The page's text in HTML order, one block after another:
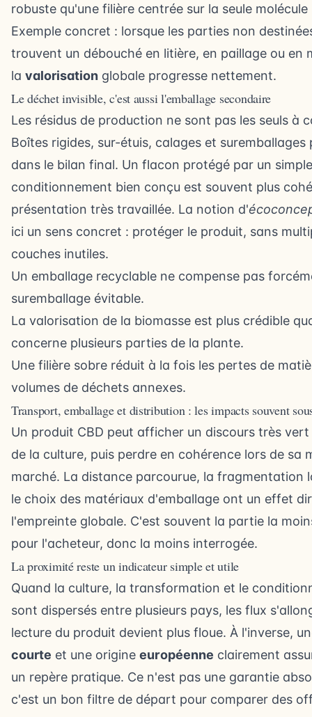
robuste qu'une filière centrée sur la seule
Exemple concret : lorsque les parties non
trouvent un débouché en litière, en paillage ou en
la valorisation globale progresse nettement.
Le déchet invisible, c'est aussi l'emballage secondaire
Les résidus de production ne sont pas les seuls à
Boîtes rigides, sur-étuis, calages et suremballages
dans le bilan final. Un flacon protégé par un simple
conditionnement bien conçu est souvent plus
présentation très travaillée. La notion d'
ici un sens concret : protéger le produit, sans
couches inutiles.
Un emballage recyclable ne compense pas
suremballage évitable.
La valorisation de la biomasse est plus crédible
concerne plusieurs parties de la plante.
Une filière sobre réduit à la fois les pertes de
volumes de déchets annexes.
Transport, emballage et distribution : les impacts souvent
Un produit CBD peut afficher un discours très
de la culture, puis perdre en cohérence lors de sa
marché. La distance parcourue, la fragmentation
le choix des matériaux d'emballage ont un effet
l'empreinte globale. C'est souvent la partie la
pour l'acheteur, donc la moins interrogée.
La proximité reste un indicateur simple et utile
Quand la culture, la transformation et le
sont dispersés entre plusieurs pays, les flux
lecture du produit devient plus floue. À l'inverse,
courte et une origine européenne clairement
un repère pratique. Ce n'est pas une garantie
c'est un bon filtre de départ pour comparer des